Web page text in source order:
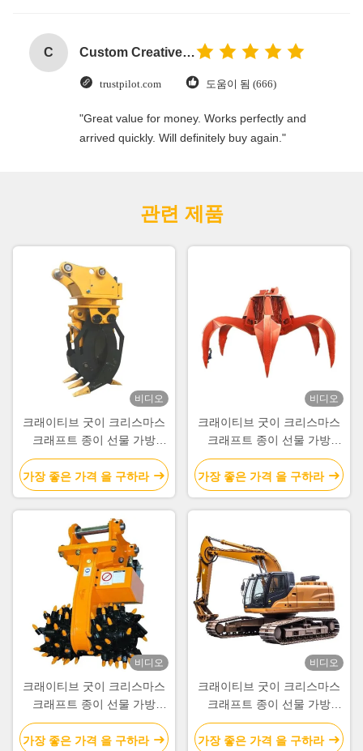
C Custom Creative Goodie Christmas Kraft Paper Gift Bag with Your Own Logo for Xmas Decorative Party
trustpilot.com 도움이 됨 (666)
"Great value for money. Works perfectly and
arrived quickly. Will definitely buy again."
관련 제품
비디오
크래이티브 굿이 크리스마스
크래프트 종이 선물 가방
Xmas 장식 파티에 자신의 로
고와
가장 좋은 가격 을 구하라
비디오
크래이티브 굿이 크리스마스
크래프트 종이 선물 가방
Xmas 장식 파티에 자신의 로
고와
가장 좋은 가격 을 구하라
비디오
크래이티브 굿이 크리스마스
크래프트 종이 선물 가방
Xmas 장식 파티에 자신의 로
고와
가장 좋은 가격 을 구하라
비디오
크래이티브 굿이 크리스마스
크래프트 종이 선물 가방
Xmas 장식 파티에 자신의 로
고와
가장 좋은 가격 을 구하라